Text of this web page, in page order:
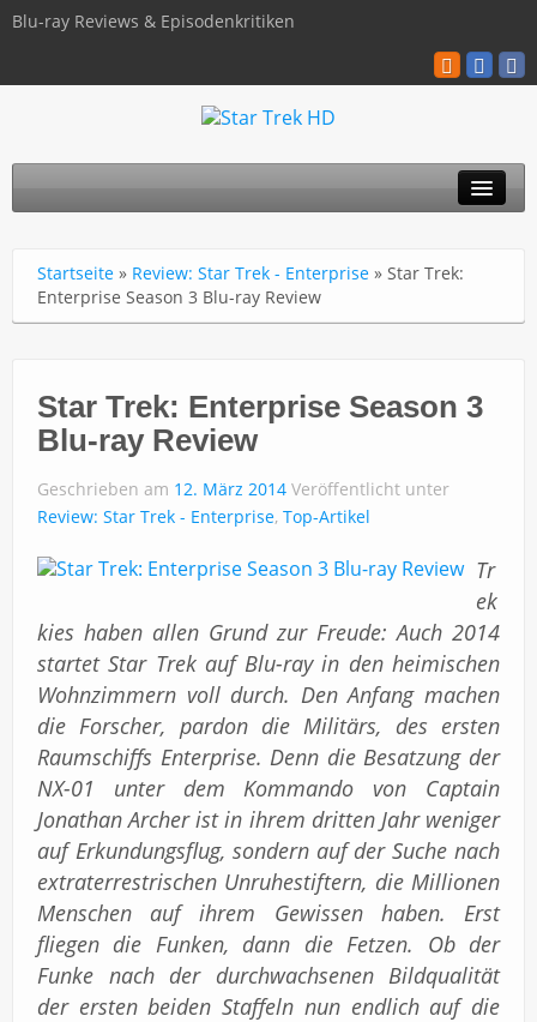
Blu-ray Reviews & Episodenkritiken
TNG
Kinofilme
Blu-ray / 4K
Über uns
Startseite » Review: Star Trek - Enterprise » Star Trek:
Enterprise Season 3 Blu-ray Review
Star Trek: Enterprise Season 3
Blu-ray Review
Geschrieben am 12. März 2014 Veröffentlicht unter
Review: Star Trek - Enterprise, Top-Artikel
Tr
ek
kies haben allen Grund zur Freude: Auch 2014
startet Star Trek auf Blu-ray in den heimischen
Wohnzimmern voll durch. Den Anfang machen
die Forscher, pardon die Militärs, des ersten
Raumschiffs Enterprise. Denn die Besatzung der
NX-01 unter dem Kommando von Captain
Jonathan Archer ist in ihrem dritten Jahr weniger
auf Erkundungsflug, sondern auf der Suche nach
extraterrestrischen Unruhestiftern, die Millionen
Menschen auf ihrem Gewissen haben. Erst
fliegen die Funken, dann die Fetzen. Ob der
Funke nach der durchwachsenen Bildqualität
der ersten beiden Staffeln nun endlich auf die